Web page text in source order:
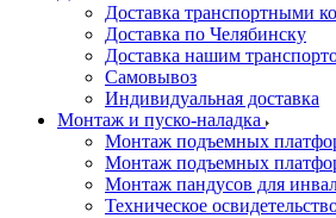
Доставка транспортными
Доставка по Челябинску
Доставка нашим
Самовывоз
Индивидуальная доставка
Монтаж и пуско-наладка
Монтаж подъемных
Монтаж подъемных
Монтаж пандусов для
Техническое